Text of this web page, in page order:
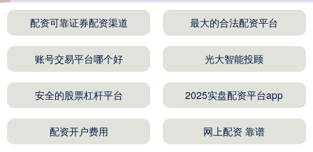
上证综指 3940.04 +39.68 +1.02%
配资可靠证券配资渠道 最大的合法配资平台
账号交易平台哪个好 光大智能投顾
安全的股票杠杆平台 2025实盘配资平台app
配资开户费用 网上配资 靠谱